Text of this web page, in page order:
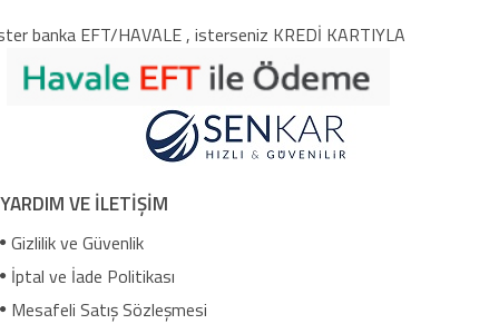
banka EFT/HAVALE , isterseniz KREDİ KARTIYLA
YARDIM VE İLETİŞİM
Gizlilik ve Güvenlik
İptal ve İade Politikası
Mesafeli Satış Sözleşmesi